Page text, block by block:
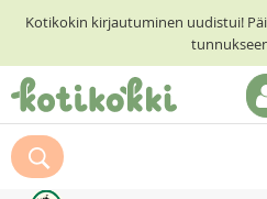
Kotikokin kirjautuminen uudistui!
ETUSIVU
RESEPTIHAKU